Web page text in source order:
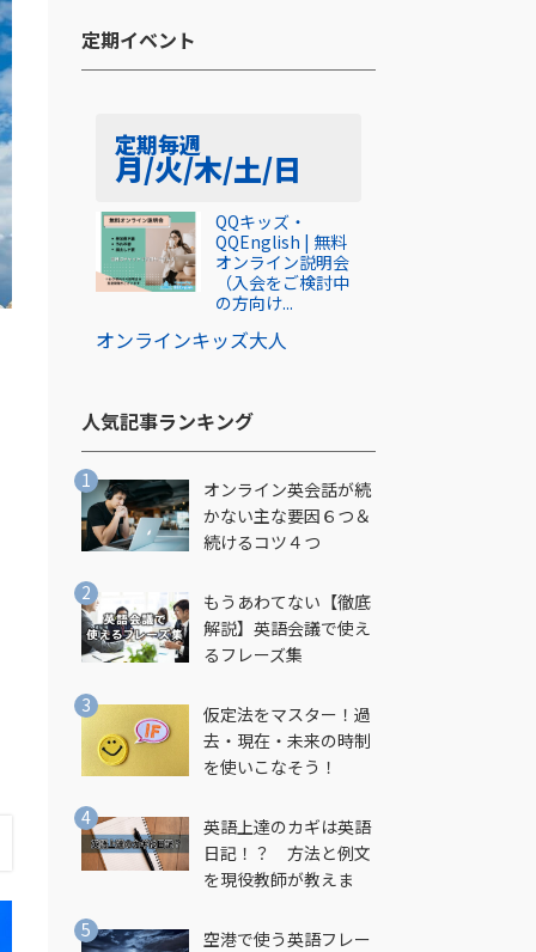
定期イベント​
定期毎週
月/火/木/土/日
オンラインキッズ大人
QQキッズ・
QQEnglish | 無料
オンライン説明会
（入会をご検討中
の方向け...
人気記事ランキング​
オンライン英会話が続
かない主な要因６つ＆
続けるコツ４つ
もうあわてない【徹底
解説】英語会議で使え
るフレーズ集
仮定法をマスター！過
去・現在・未来の時制
を使いこなそう！
英語上達のカギは英語
日記！？ 方法と例文
を現役教師が教えま
空港で使う英語フレー